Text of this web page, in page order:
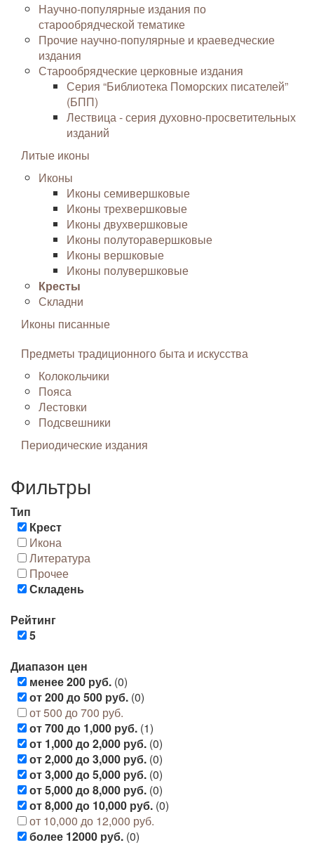
Научно-популярные издания по
старообрядческой тематике
Прочие научно-популярные и краеведческие
издания
Старообрядческие церковные издания
Серия “Библиотека Поморских писателей”
(БПП)
Лествица - серия духовно-просветительных
изданий
Литые иконы
Иконы
Иконы семивершковые
Иконы трехвершковые
Иконы двухвершковые
Иконы полуторавершковые
Иконы вершковые
Иконы полувершковые
Кресты
Складни
Иконы писанные
Предметы традиционного быта и искусства
Колокольчики
Пояса
Лестовки
Подсвешники
Периодические издания
Фильтры
Тип
Крест
Икона
Литература
Прочее
Складень
Рейтинг
5
Диапазон цен
менее 200 руб. (0)
от 200 до 500 руб. (0)
от 500 до 700 руб.
от 700 до 1,000 руб. (1)
от 1,000 до 2,000 руб. (0)
от 2,000 до 3,000 руб. (0)
от 3,000 до 5,000 руб. (0)
от 5,000 до 8,000 руб. (0)
от 8,000 до 10,000 руб. (0)
от 10,000 до 12,000 руб.
более 12000 руб. (0)